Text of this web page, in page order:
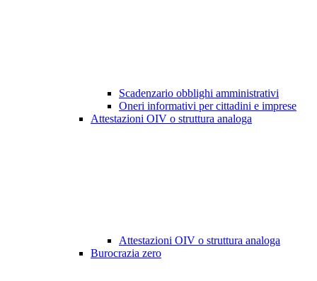
Scadenzario obblighi amministrativi
Oneri informativi per cittadini e imprese
Attestazioni OIV o struttura analoga
Attestazioni OIV o struttura analoga
Burocrazia zero